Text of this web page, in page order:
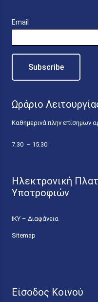
Email
Ωράριο
Καθημερινά πλην επίσημων
7.30 – 15.30
Ηλεκτρονική
Υποτροφιών
ΙΚΥ – Διαφάνεια
Sitemap
Είσοδος Κοινού